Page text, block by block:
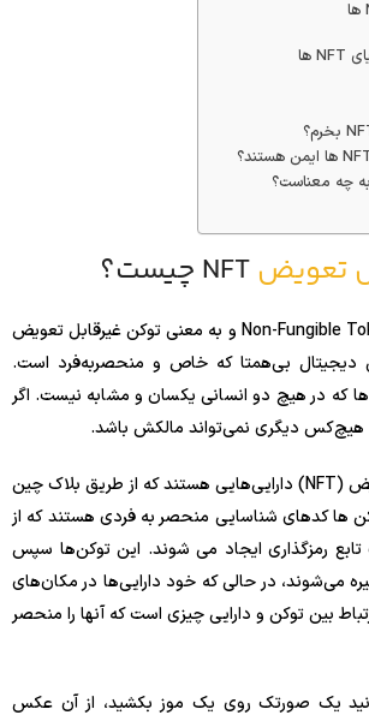
چه معناست؟
تعویض
NFT مخفف عبارت Non-Fungible Token و به معنی توکن غیرقابل تعویض
دیجیتال بی‌همتا که خاص و منحصربه‌فرد است.
که در هیچ دو انسانی یکسان و مشابه نیست. اگر
هیچ‌کس دیگری نمی‌تواند مالکش باشد.
توکن‌های غیرقابل تعویض (NFT) دارایی‌هایی هستند که از طریق بلاک چین
ها کدهای شناسایی منحصر به فردی هستند که از
تابع رمزگذاری ایجاد می شوند. این توکن‌ها سپس
می‌شوند، در حالی که خود دارایی‌ها در مکان‌های
بین توکن و دارایی چیزی است که آنها را منحصر
یک صورتک روی یک موز بکشید، از آن عکس